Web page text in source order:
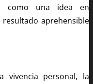
como una idea en
aprehensible
vivencia personal, la